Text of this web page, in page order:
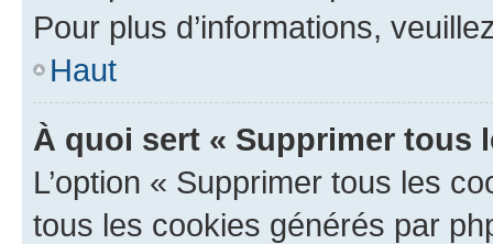
Pour plus d’informations,
Haut
À quoi sert « Supprimer tous
L’option « Supprimer tous les
tous les cookies générés par